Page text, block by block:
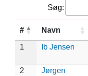
Søg:
# Navn
1 Ib Jensen
2
Jørgen